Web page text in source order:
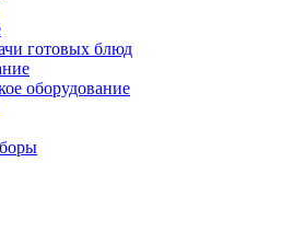
готовых блюд
оборудование